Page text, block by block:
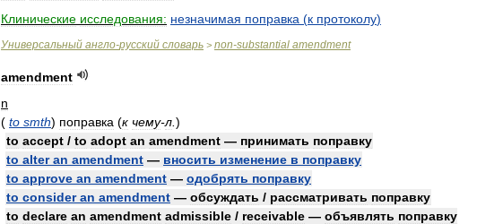
Клинические исследования: незначимая поправка (к протоколу)
Универсальный англо-русский словарь > non-substantial amendment
amendment
n
( to smth) поправка (к чему-л )
to accept / to adopt an amendment — принимать поправку
to alter an amendment — вносить изменение в поправку
to approve an amendment — одобрять поправку
to consider an amendment — обсуждать / рассматривать поправку
to declare an amendment admissible / receivable — объявлять поправку